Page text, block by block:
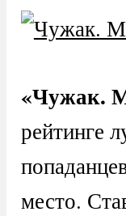
«Чужак.
рейтинге
место.